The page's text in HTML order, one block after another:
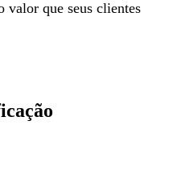
que seus clientes